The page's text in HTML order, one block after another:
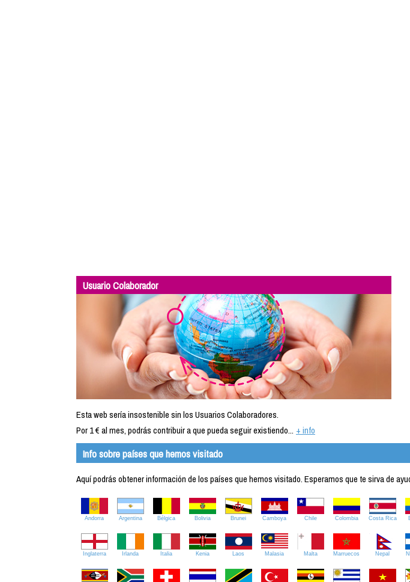
Usuario Colaborador
Esta web sería insostenible sin los Usuarios Colaboradores.
Por 1 € al mes, podrás contribuir a que pueda seguir existiendo... + info
Info sobre países que hemos visitado
Aquí podrás obtener información de los países que hemos visitado. Esperamos que te sirva de
Andorra Argentina Bélgica Bolivia Brunei Camboya Chile Colombia Costa Rica
Inglaterra Irlanda Italia Kenia Laos Malasia Malta Marruecos Nepal